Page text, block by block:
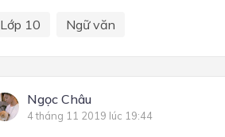
Lớp 10 Ngữ văn
Ngọc Châu
4 tháng 11 2019 lúc 19:44